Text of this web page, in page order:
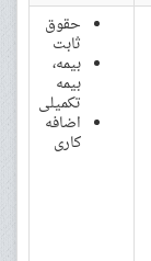
حقوق
ثابت
بیمه،
بیمه
تکمیلی
اضافه
کاری